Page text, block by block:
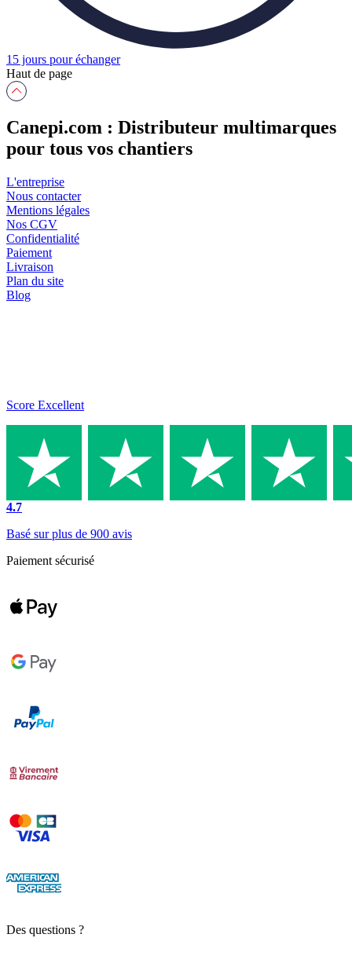
15 jours pour échanger
Haut de page
Canepi.com : Distributeur multimarques
pour tous vos chantiers
L'entreprise
Nous contacter
Mentions légales
Nos CGV
Confidentialité
Paiement
Livraison
Plan du site
Blog
Score Excellent
4.7
Basé sur plus de 900 avis
Paiement sécurisé
Des questions ?